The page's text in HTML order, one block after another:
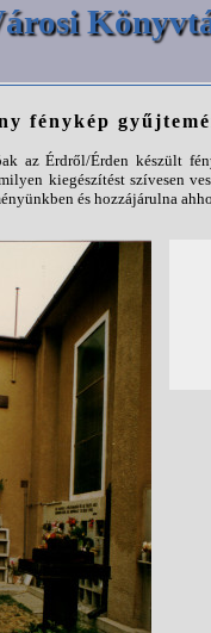
fénykép
az Érdről/Érden készült
kiegészítést szívesen
és hozzájárulna